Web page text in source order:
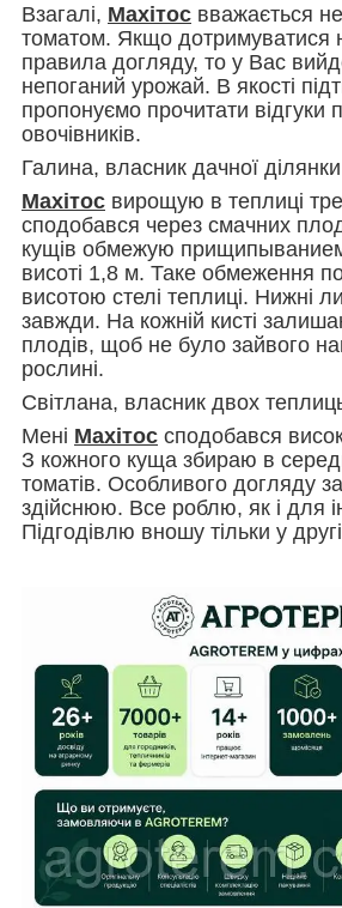
Взагалі, Махітос вважається
томатом. Якщо дотримуватися
правила догляду, то у Вас
непоганий урожай. В якості
пропонуємо прочитати відгуки
овочівників.
Галина, власник дачної ділянки
Махітос вирощую в теплиці
сподобався через смачних
кущів обмежую
висоті 1,8 м. Таке обмеження
висотою стелі теплиці. Нижні
завжди. На кожній кисті
плодів, щоб не було зайвого
рослині.
Світлана, власник двох
Мені Махітос сподобався
З кожного куща збираю в
томатів. Особливого догляду
здійснюю. Все роблю, як і для
Підгодівлю вношу тільки у